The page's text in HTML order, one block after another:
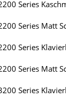
Series
Series Matt
Series
Series Matt
Series